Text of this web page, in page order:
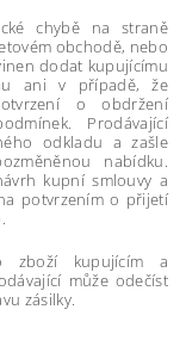
chybě na straně
obchodě, nebo
dodat kupujícímu
ani v případě, že
o obdržení
Prodávající
odkladu a zašle
nabídku.
kupní smlouvy a
potvrzením o přijetí
zboží kupujícím a
může odečíst
zásilky.